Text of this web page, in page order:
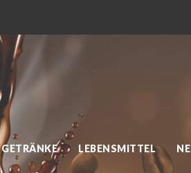
GETRÄNKE LEBENSMITTEL